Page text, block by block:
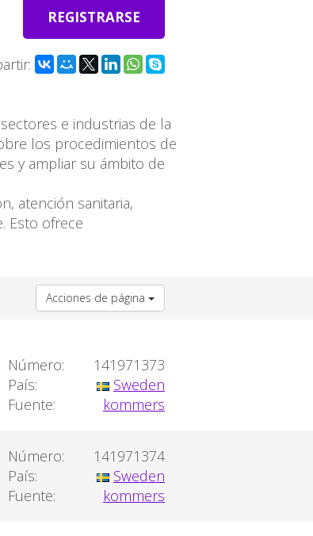
REGISTRARSE
e industrias de la
los procedimientos de
y ampliar su ámbito de
atención sanitaria,
Esto ofrece
Acciones de página
Número:
141971373
País:
Sweden
Fuente:
kommers
Número:
141971374
País:
Sweden
Fuente:
kommers